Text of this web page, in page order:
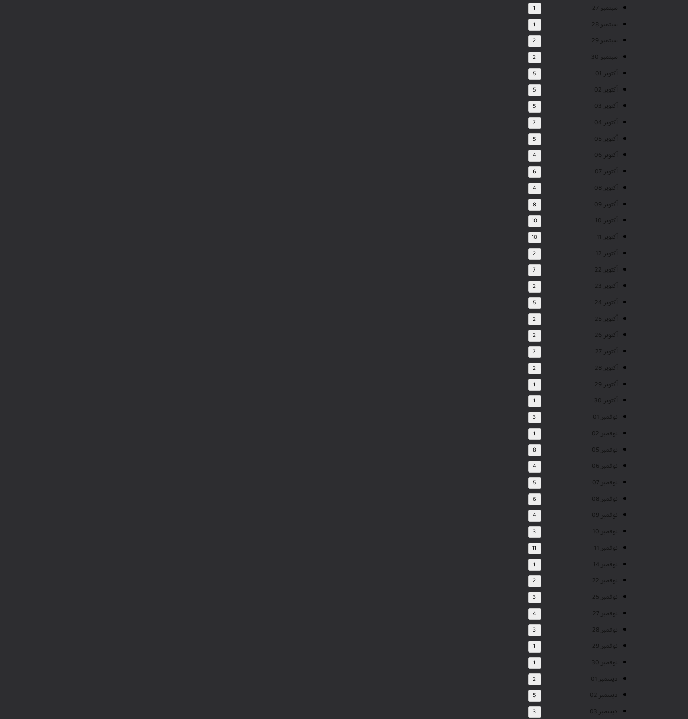
سبتمبر 27 1
سبتمبر 28 1
سبتمبر 29 2
سبتمبر 30 2
أكتوبر 01 5
أكتوبر 02 5
أكتوبر 03 5
أكتوبر 04 7
أكتوبر 05 5
أكتوبر 06 4
أكتوبر 07 6
أكتوبر 08 4
أكتوبر 09 8
أكتوبر 10 10
أكتوبر 11 10
أكتوبر 12 2
أكتوبر 22 7
أكتوبر 23 2
أكتوبر 24 5
أكتوبر 25 2
أكتوبر 26 2
أكتوبر 27 7
أكتوبر 28 2
أكتوبر 29 1
أكتوبر 30 1
نوفمبر 01 3
نوفمبر 02 1
نوفمبر 05 8
نوفمبر 06 4
نوفمبر 07 5
نوفمبر 08 6
نوفمبر 09 4
نوفمبر 10 3
نوفمبر 11 11
نوفمبر 14 1
نوفمبر 22 2
نوفمبر 25 3
نوفمبر 27 4
نوفمبر 28 3
نوفمبر 29 1
نوفمبر 30 1
ديسمبر 01 2
ديسمبر 02 5
ديسمبر 03 3